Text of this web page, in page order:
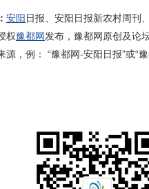
安阳日报、安阳日报新农村周刊
权豫都网发布，豫都网原创及论
源，例： “豫都网-安阳日报”或“